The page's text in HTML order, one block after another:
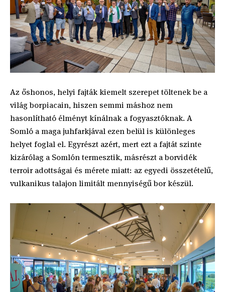
Az őshonos, helyi fajták kiemelt szerepet töltenek be a
világ borpiacain, hiszen semmi máshoz nem
hasonlítható élményt kínálnak a fogyasztóknak. A
Somló a maga juhfarkjával ezen belül is különleges
helyet foglal el. Egyrészt azért, mert ezt a fajtát szinte
kizárólag a Somlón termesztik, másrészt a borvidék
terroir adottságai és mérete miatt: az egyedi összetételű,
vulkanikus talajon limitált mennyiségű bor készül.